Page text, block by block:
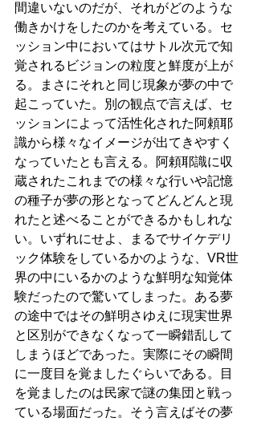
間違いないのだが、それがどのような
働きかけをしたのかを考えている。セ
ッション中においてはサトル次元で知
覚されるビジョンの粒度と鮮度が上が
る。まさにそれと同じ現象が夢の中で
起こっていた。別の観点で言えば、セ
ッションによって活性化された阿頼耶
識から様々なイメージが出てきやすく
なっていたとも言える。阿頼耶識に収
蔵されたこれまでの様々な行いや記憶
の種子が夢の形となってどんどんと現
れたと述べることができるかもしれな
い。いずれにせよ、まるでサイケデリ
ック体験をしているかのような、VR世
界の中にいるかのような鮮明な知覚体
験だったので驚いてしまった。ある夢
の途中ではその鮮明さゆえに現実世界
と区別ができなくなって一瞬錯乱して
しまうほどであった。実際にその瞬間
に一度目を覚ましたぐらいである。目
を覚ましたのは民家で謎の集団と戦っ
ている場面だった。そう言えばその夢